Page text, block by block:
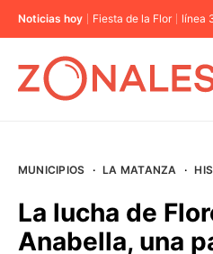
Noticias hoy Fiesta de la Flor línea
BUENOS AIRES
MUNICIPIOS · LA MATANZA ·
La lucha de
Anabella, una